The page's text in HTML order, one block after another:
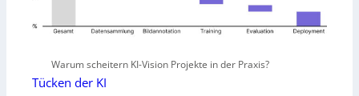
Warum scheitern KI-Vision Projekte in der Praxis?
Tücken der KI